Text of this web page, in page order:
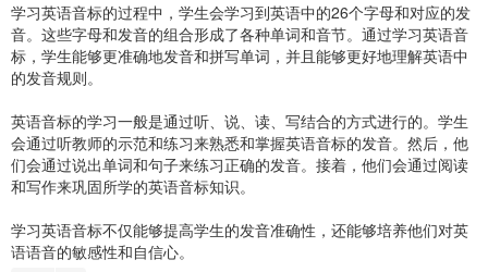
学习英语音标的过程中，学生会学习到英语中的26个字母和对应的发
音。这些字母和发音的组合形成了各种单词和音节。通过学习英语音
标，学生能够更准确地发音和拼写单词，并且能够更好地理解英语中
的发音规则。
英语音标的学习一般是通过听、说、读、写结合的方式进行的。学生
会通过听教师的示范和练习来熟悉和掌握英语音标的发音。然后，他
们会通过说出单词和句子来练习正确的发音。接着，他们会通过阅读
和写作来巩固所学的英语音标知识。
学习英语音标不仅能够提高学生的发音准确性，还能够培养他们对英
语语音的敏感性和自信心。